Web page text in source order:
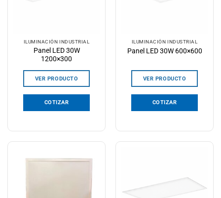
ILUMINACIÓN INDUSTRIAL
Panel LED 30W
1200×300
VER PRODUCTO
COTIZAR
ILUMINACIÓN INDUSTRIAL
Panel LED 30W 600×600
VER PRODUCTO
COTIZAR